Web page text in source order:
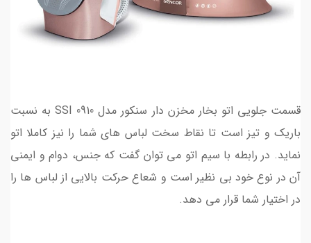
قسمت جلویی اتو بخار مخزن دار سنکور مدل SSI 0910 به نسبت
باریک و تیز است تا نقاط سخت لباس های شما را نیز کاملا اتو
نماید. در رابطه با سیم اتو می توان گفت که جنس، دوام و ایمنی
آن در نوع خود بی نظیر است و شعاع حرکت بالایی از لباس ها را
در اختیار شما قرار می دهد.